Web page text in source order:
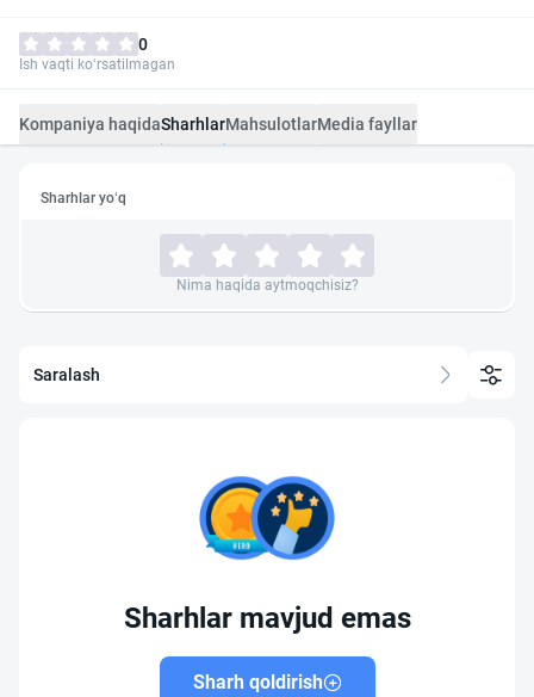
0
Ish vaqti ko‘rsatilmagan
Kompaniya haqidaSharhlarMahsulotlarMedia fayllar
Sharhlar yo‘q
Nima haqida aytmoqchisiz?
Saralash
Sharhlar mavjud emas
Sharh qoldirish